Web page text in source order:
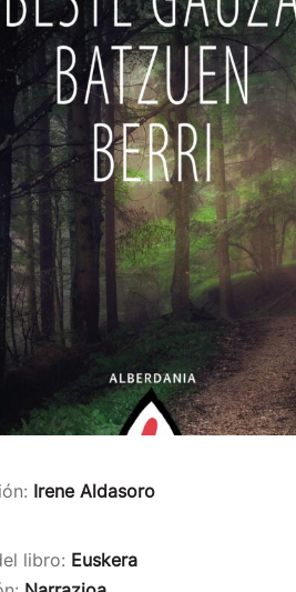
Irene Aldasoro
libro: Euskera